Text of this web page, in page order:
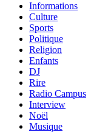
Informations
Culture
Sports
Politique
Religion
Enfants
DJ
Rire
Radio Campus
Interview
Noël
Musique